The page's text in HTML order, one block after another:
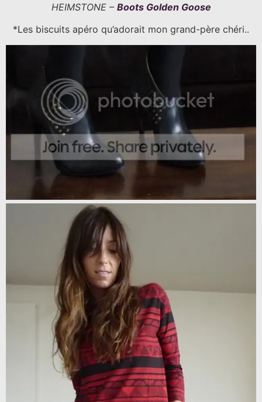
HEIMSTONE – Boots Golden Goose
*Les biscuits apéro qu’adorait mon grand-père chéri..